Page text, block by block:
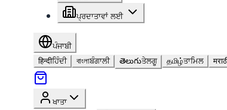
ਪ੍ਰਦਾਤਾਵਾਂ ਲਈ
ਪੰਜਾਬੀ
हिन्दीਹਿੰਦੀ বাংলাਬੰਗਾਲੀ తెలుగుਤੇਲਗੂ தமிழ்ਤਾਮਿਲ
ਖਾਤਾ